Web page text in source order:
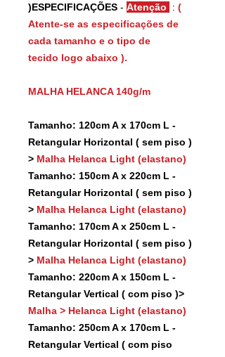
)ESPECIFICAÇÕES - Atenção : (
Atente-se as especificações de
cada tamanho e o tipo de
tecido logo abaixo ).
MALHA HELANCA 140g/m
Tamanho: 120cm A x 170cm L -
Retangular Horizontal ( sem piso )
> Malha Helanca Light (elastano)
Tamanho: 150cm A x 220cm L -
Retangular Horizontal ( sem piso )
> Malha Helanca Light (elastano)
Tamanho: 170cm A x 250cm L -
Retangular Horizontal ( sem piso )
> Malha Helanca Light (elastano)
Tamanho: 220cm A x 150cm L -
Retangular Vertical ( com piso )>
Malha > Helanca Light (elastano)
Tamanho: 250cm A x 170cm L -
Retangular Vertical ( com piso